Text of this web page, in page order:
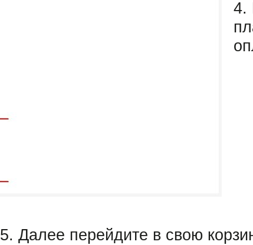
4.
5. Далее перейдите в свою